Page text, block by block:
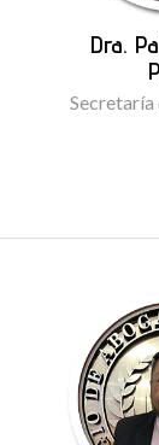
Dra.
Secretaría